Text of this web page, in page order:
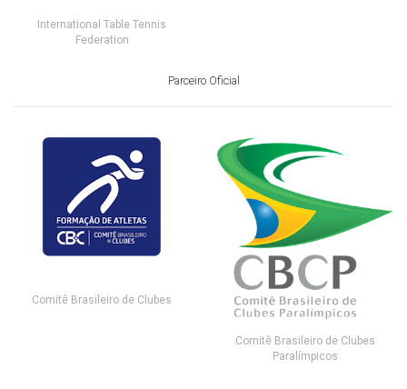
International Table Tennis
Federation
Parceiro Oficial
Comitê Brasileiro de Clubes
Comitê Brasileiro de Clubes
Paralímpicos